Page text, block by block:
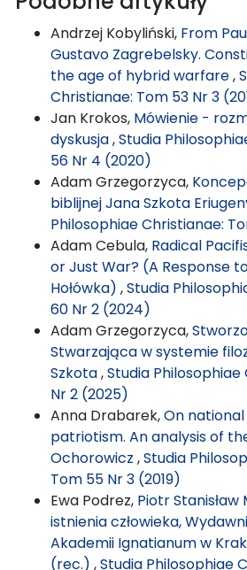
Andrzej Kobyliński, From
Gustavo Zagrebelsky.
the age of hybrid warfare,
Christianae: Tom 53 Nr 3
Jan Krokos, Mówienie -
dyskusja,Studia
56 Nr 4 (2020)
Adam Grzegorzyca,
biblijnej Jana Szkota
Philosophiae Christianae:
Adam Cebula, Radical
or Just War? (A Response
Hołówka) ,Studia
60 Nr 2 (2024)
Adam Grzegorzyca,
Stwarzająca w systemie
Szkota,Studia Philosophiae
Nr 2 (2025)
Anna Drabarek,On
patriotism. An analysis of
Ochorowicz ,Studia
Tom 55 Nr 3 (2019)
Ewa Podrez, Piotr
istnienia człowieka,
Akademii Ignatianum w
(rec.) ,Studia Philosophiae